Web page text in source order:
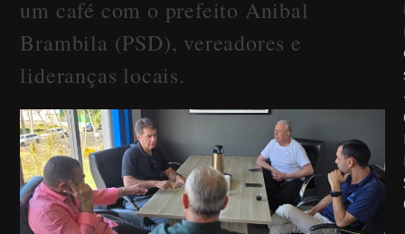
um café com o prefeito Anibal
Brambila (PSD), vereadores e
lideranças locais.